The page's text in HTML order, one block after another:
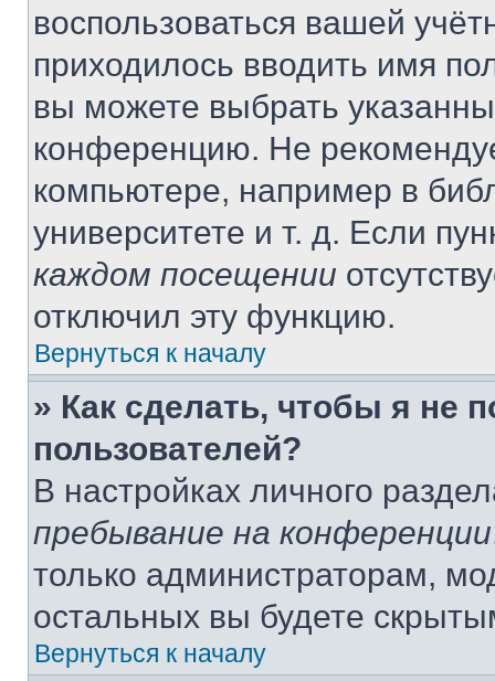
воспользоваться вашей
приходилось вводить имя
вы можете выбрать
конференцию. Не
компьютере, например в
университете и т. д. Если
каждом посещении
отключил эту функцию.
Вернуться к началу
» Как сделать, чтобы я не
пользователей?
В настройках личного
пребывание на конференции
только администраторам,
остальных вы будете
Вернуться к началу